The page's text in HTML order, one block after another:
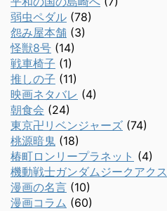
弱虫ペダル (78)
怨み屋本舗 (3)
怪獣8号 (14)
戦車椅子 (1)
推しの子 (11)
映画ネタバレ (4)
朝食会 (24)
東京卍リベンジャーズ (74)
桃源暗鬼 (18)
椿町ロンリープラネット (4)
機動戦士ガンダムジークアクス
漫画の名言 (10)
漫画コラム (60)